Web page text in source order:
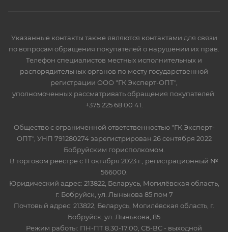
Указанные контакты также являются контактами для связи
по вопросам обращения покупателей о нарушении их прав.
Телефон специалистов местных исполнительных и
распорядительных органов по месту государственной
регистрации ООО "ГК Эксперт-ОПТ",
уполномоченных рассматривать обращения покупателей:
+375 225 68 00 41.
Общество с ограниченной ответственностью "ГК Эксперт-
ОПТ", УНП 791280274 зарегистрирован 26 сентября 2022
Бобруйским горисполкомом.
В торговом реестре с 11 октября 2023 г., регистрационный №
566000.
Юридический адрес: 213822, Беларусь, Могилёвская область,
г. Бобруйск, ул. Лынькова 85 пом 7
Почтовый адрес: 213822, Беларусь, Могилёвская область, г.
Бобруйск, ул. Лынькова, 85
Режим работы: ПН-ПТ 8.30-17.00, СБ-ВС - выходной